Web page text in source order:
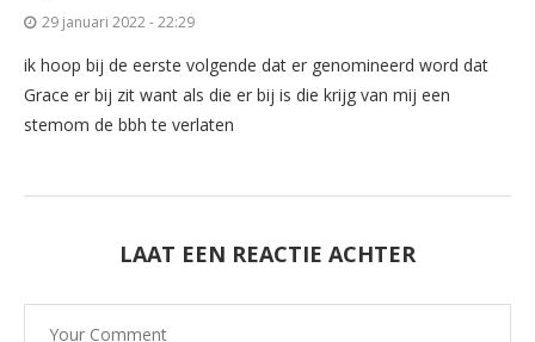
29 januari 2022 - 22:29
ik hoop bij de eerste volgende dat er genomineerd word dat
Grace er bij zit want als die er bij is die krijg van mij een
stemom de bbh te verlaten
LAAT EEN REACTIE ACHTER